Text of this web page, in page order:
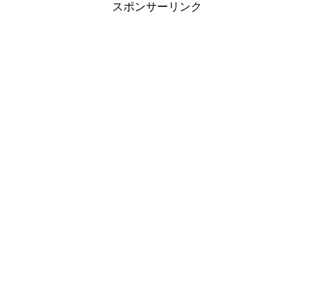
スポンサーリンク